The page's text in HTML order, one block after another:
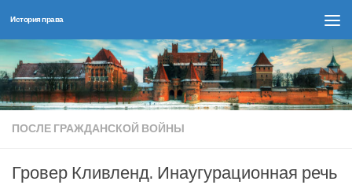
Перейти к содержимому
История права
ПОСЛЕ ГРАЖДАНСКОЙ ВОЙНЫ
Гровер Кливленд. Инаугурационная речь